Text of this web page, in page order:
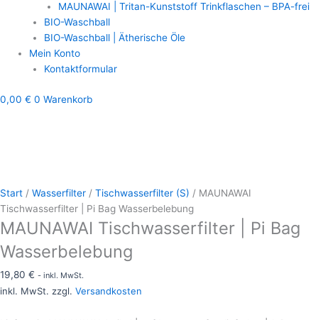
MAUNAWAI | Tritan-Kunststoff Trinkflaschen – BPA-frei
BIO-Waschball
BIO-Waschball | Ätherische Öle
Mein Konto
Kontaktformular
0,00 € 0 Warenkorb
Start / Wasserfilter / Tischwasserfilter (S) / MAUNAWAI
Tischwasserfilter | Pi Bag Wasserbelebung
MAUNAWAI Tischwasserfilter | Pi Bag
Wasserbelebung
19,80 € - inkl. MwSt.
inkl. MwSt. zzgl. Versandkosten